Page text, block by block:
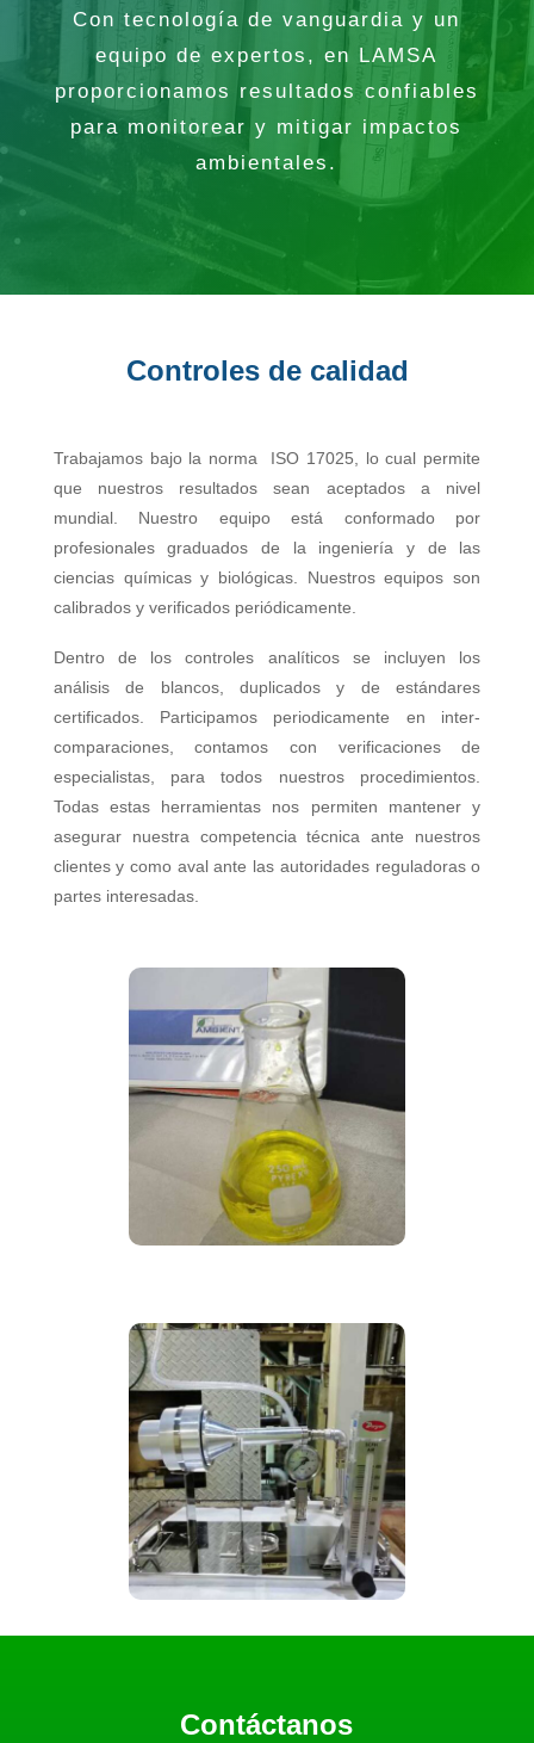
Con tecnología de vanguardia y un
equipo de expertos, en LAMSA
proporcionamos resultados confiables
para monitorear y mitigar impactos
ambientales.
Controles de calidad
Trabajamos bajo la norma ISO 17025, lo cual permite
que nuestros resultados sean aceptados a nivel
mundial. Nuestro equipo está conformado por
profesionales graduados de la ingeniería y de las
ciencias químicas y biológicas. Nuestros equipos son
calibrados y verificados periódicamente.
Dentro de los controles analíticos se incluyen los
análisis de blancos, duplicados y de estándares
certificados. Participamos periodicamente en inter-
comparaciones, contamos con verificaciones de
especialistas, para todos nuestros procedimientos.
Todas estas herramientas nos permiten mantener y
asegurar nuestra competencia técnica ante nuestros
clientes y como aval ante las autoridades reguladoras o
partes interesadas.
Contáctanos